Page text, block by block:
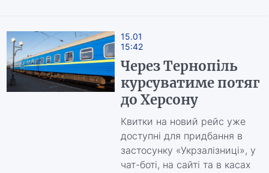
15.01
15:42
Через Тернопіль
курсуватиме потяг
до Херсону
Квитки на новий рейс уже
доступні для придбання в
застосунку «Укрзалізниці», у
чат-боті, на сайті та в касах